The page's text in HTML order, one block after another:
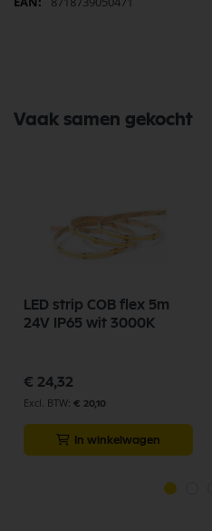
Vaak samen gekocht
LED strip COB flex 5m
24V IP65 wit 3000K
€ 24,32
€ 20,10
In winkelwagen